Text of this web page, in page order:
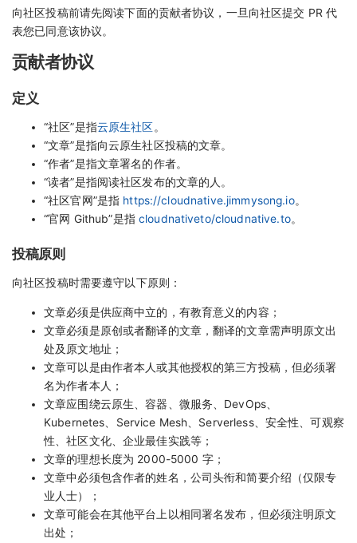
向社区投稿前请先阅读下面的贡献者协议，一旦向社区提交 PR 代
表您已同意该协议。
贡献者协议
定义
“社区”是指云原生社区。
“文章”是指向云原生社区投稿的文章。
“作者”是指文章署名的作者。
“读者”是指阅读社区发布的文章的人。
“社区官网”是指 https://cloudnative.jimmysong.io。
“官网 Github”是指 cloudnativeto/cloudnative.to。
投稿原则
向社区投稿时需要遵守以下原则：
文章必须是供应商中立的，有教育意义的内容；
文章必须是原创或者翻译的文章，翻译的文章需声明原文出
处及原文地址；
文章可以是由作者本人或其他授权的第三方投稿，但必须署
名为作者本人；
文章应围绕云原生、容器、微服务、DevOps、
Kubernetes、Service Mesh、Serverless、安全性、可观察
性、社区文化、企业最佳实践等；
文章的理想长度为 2000-5000 字；
文章中必须包含作者的姓名，公司头衔和简要介绍（仅限专
业人士）；
文章可能会在其他平台上以相同署名发布，但必须注明原文
出处；